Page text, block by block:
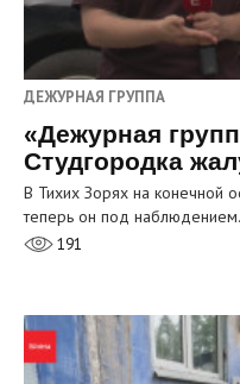
ДЕЖУРНАЯ ГРУППА
«Дежурная
Студгородка
В Тихих Зорях на конечной
теперь он под
191